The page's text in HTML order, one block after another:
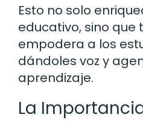
Esto no solo
educativo, sino que
empodera a los
dándoles voz y
aprendizaje.
La